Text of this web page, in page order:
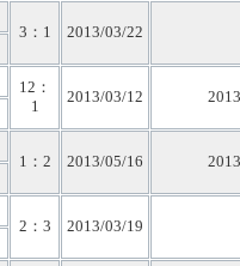
3：1
2013/03/22
12：
1
2013/03/12
1：2
2013/05/16
2：3
2013/03/19